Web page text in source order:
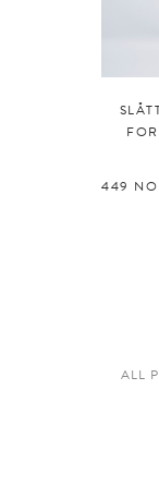
449
ALL